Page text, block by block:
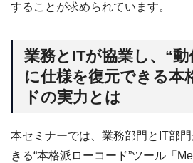
することが求められています。
業務とITが協業し、“
に仕様を復元できる本
ドの実力とは
本セミナーでは、業務部門とIT部
きる“本格派ローコード”ツール「